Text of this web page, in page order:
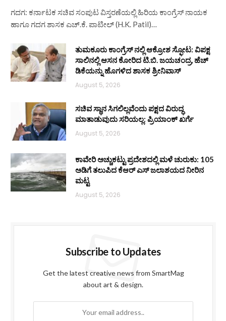
ಗದಗ: ಕರ್ನಾಟಕ ಸಚಿವ ಸಂಪುಟ ವಿಸ್ತರಣೆಯಲ್ಲಿ ಹಿರಿಯ ಕಾಂಗ್ರೆಸ್ ನಾಯಕ
ಹಾಗೂ ಗದಗ ಶಾಸಕ ಎಚ್.ಕೆ. ಪಾಟೀಲ್ (H.K. Patil)…
ತುಮಕೂರು ಕಾಂಗ್ರೆಸ್ ನಲ್ಲಿ ಆಕ್ರೋಶ ಸ್ಫೋಟ: ವಿಪಕ್ಷ
ಸಾಲಿನಲ್ಲಿ ಆಸನ ಕೋರಿದ ಟಿ.ಬಿ. ಜಯಚಂದ್ರ, ಹೆಚ್
ಡಿಕೆಯನ್ನು ಹೊಗಳಿದ ಶಾಸಕ ಶ್ರೀನಿವಾಸ್
August 5, 2026
ಸಚಿವ ಸ್ಥಾನ ಸಿಗಲಿಲ್ಲವೆಂದು ಪಕ್ಷದ ವಿರುದ್ಧ
ಮಾತಾಡುವುದು ಸರಿಯಲ್ಲ: ಪ್ರಿಯಾಂಕ್ ಖರ್ಗೆ
August 5, 2026
ಕಾವೇರಿ ಅಚ್ಚುಕಟ್ಟು ಪ್ರದೇಶದಲ್ಲಿ ಮಳೆ ಚುರುಕು: 105
ಅಡಿಗೆ ತಲುಪಿದ ಕೆಆರ್ ಎಸ್ ಜಲಾಶಯದ ನೀರಿನ
ಮಟ್ಟ
August 5, 2026
Subscribe to Updates
Get the latest creative news from SmartMag
about art & design.